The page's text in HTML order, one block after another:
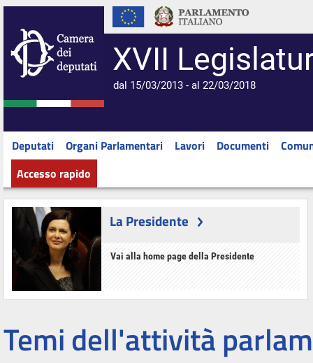
XVII
dal 15/03/2013 - al 22/03/2018
Deputati Organi Parlamentari Lavori Documenti
Accesso rapido
La Presidente
Vai alla home page della Presidente
Temi dell'attività